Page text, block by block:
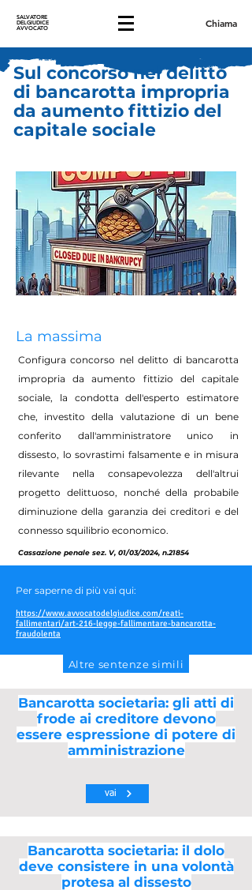
SALVATORE
DELGIUDICE
AVVOCATO Chiama
Sul concorso nel delitto
di bancarotta impropria
da aumento fittizio del
capitale sociale
La massima
Configura concorso nel delitto di bancarotta
impropria da aumento fittizio del capitale
sociale, la condotta dell'esperto estimatore
che, investito della valutazione di un bene
conferito dall'amministratore unico in
dissesto, lo sovrastimi falsamente e in misura
rilevante nella consapevolezza dell'altrui
progetto delittuoso, nonché della probabile
diminuzione della garanzia dei creditori e del
connesso squilibrio economico.
Cassazione penale sez. V, 01/03/2024, n.21854
Per saperne di più vai qui:
https://www.avvocatodelgiudice.com/reati-
fallimentari/art-216-legge-fallimentare-bancarotta-
fraudolenta
Altre sentenze simili
Bancarotta societaria: gli atti di
frode ai creditore devono
essere espressione di potere di
amministrazione
vai
Bancarotta societaria: il dolo
deve consistere in una volontà
protesa al dissesto